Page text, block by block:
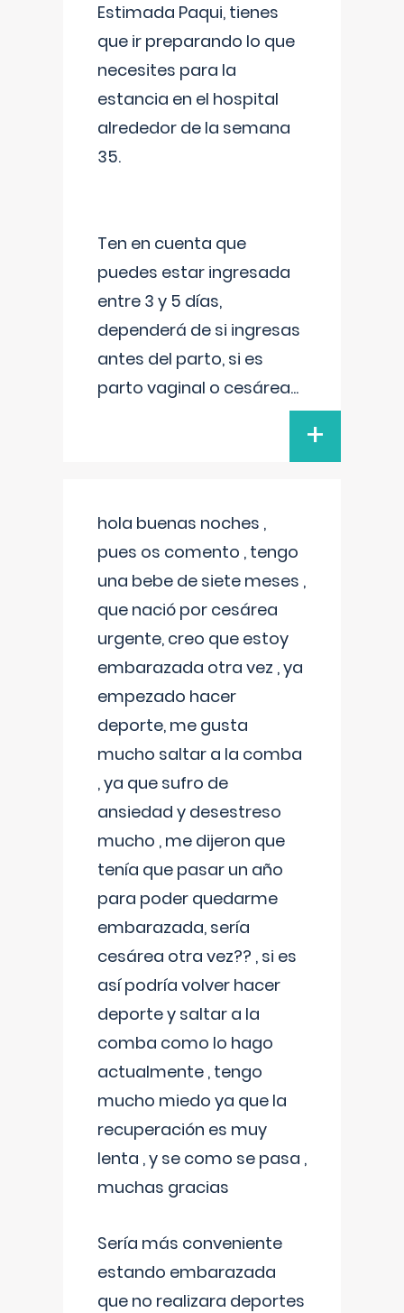
Estimada Paqui, tienes
que ir preparando lo que
necesites para la
estancia en el hospital
alrededor de la semana
35.
Ten en cuenta que
puedes estar ingresada
entre 3 y 5 días,
dependerá de si ingresas
antes del parto, si es
parto vaginal o cesárea...
+
hola buenas noches ,
pues os comento , tengo
una bebe de siete meses ,
que nació por cesárea
urgente, creo que estoy
embarazada otra vez , ya
empezado hacer
deporte, me gusta
mucho saltar a la comba
, ya que sufro de
ansiedad y desestreso
mucho , me dijeron que
tenía que pasar un año
para poder quedarme
embarazada, sería
cesárea otra vez?? , si es
así podría volver hacer
deporte y saltar a la
comba como lo hago
actualmente , tengo
mucho miedo ya que la
recuperación es muy
lenta , y se como se pasa ,
muchas gracias
Sería más conveniente
estando embarazada
que no realizara deportes